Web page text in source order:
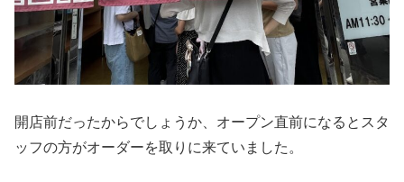
開店前だったからでしょうか、オープン直前になるとスタ
ッフの方がオーダーを取りに来ていました。